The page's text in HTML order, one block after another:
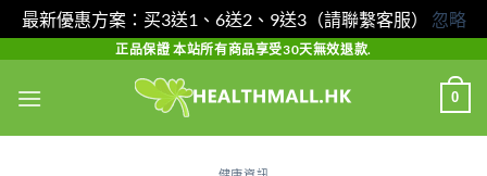
最新優惠方案：买3送1、6送2、9送3（請聯繫客服） 忽略
content
正品保證 本站所有商品享受30天無效退款.
0